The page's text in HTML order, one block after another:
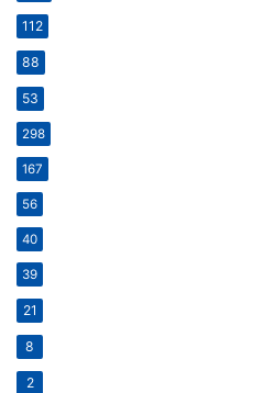
112
88
53
298
167
56
40
39
21
8
2